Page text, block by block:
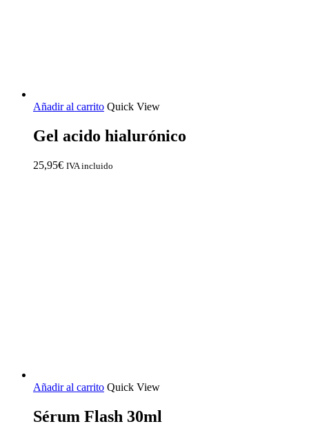
Añadir al carrito Quick View
Gel acido hialurónico
25,95€ IVA incluido
Añadir al carrito Quick View
Sérum Flash 30ml